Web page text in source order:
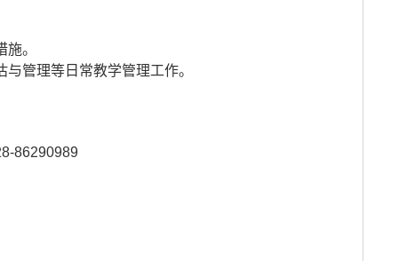
。
管理等日常教学管理工作。
86290989